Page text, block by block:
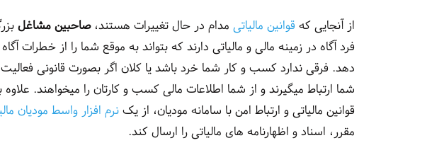
از آنجایی که قوانین مالیاتی مدام در حال تغییرات هستند،صاحبین مشاغل
فرد آگاه در زمینه مالی و مالیاتی دارند که بتواند به موقع شما را از خطرات
دهد. فرقی ندارد کسب و کار شما خرد باشد یا کلان اگر بصورت قانونی فعالیت
شما ارتباط میگیرند و از شما اطلاعات مالی کسب و کارتان را میخواهند.
قوانین مالیاتی و ارتباط امن با سامانه مودیان، از یک نرم افزار واسط مودیان
مقرر، اسناد و اظهارنامه های مالیاتی را ارسال کند.